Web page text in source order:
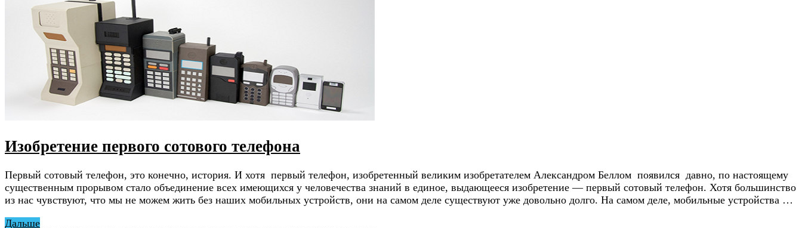
Изобретение первого сотового телефона
Первый сотовый телефон, это конечно, история. И хотя первый телефон, изобретенный великим изобретателем Александром Беллом появился давно, по настоящему
существенным прорывом стало объединение всех имеющихся у человечества знаний в единое, выдающееся изобретение — первый сотовый телефон. Хотя большинство
из нас чувствуют, что мы не можем жить без наших мобильных устройств, они на самом деле существуют уже довольно долго. На самом деле, мобильные устройства …
Дальше